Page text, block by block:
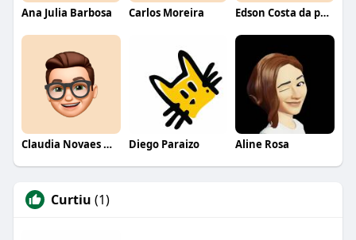
Ana Julia Barbosa Carlos Moreira Edson Costa da paixão
Claudia Novaes Novaes Diego Paraizo Aline Rosa
Curtiu (1)